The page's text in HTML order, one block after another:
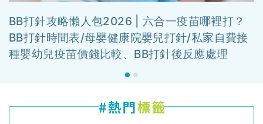
BB打針攻略懶人包2026 | 六合一疫苗哪裡打？
BB打針時間表/母嬰健康院嬰兒打針/私家自費接
種嬰幼兒疫苗價錢比較、BB打針後反應處理